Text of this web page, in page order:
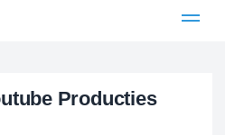
Producties